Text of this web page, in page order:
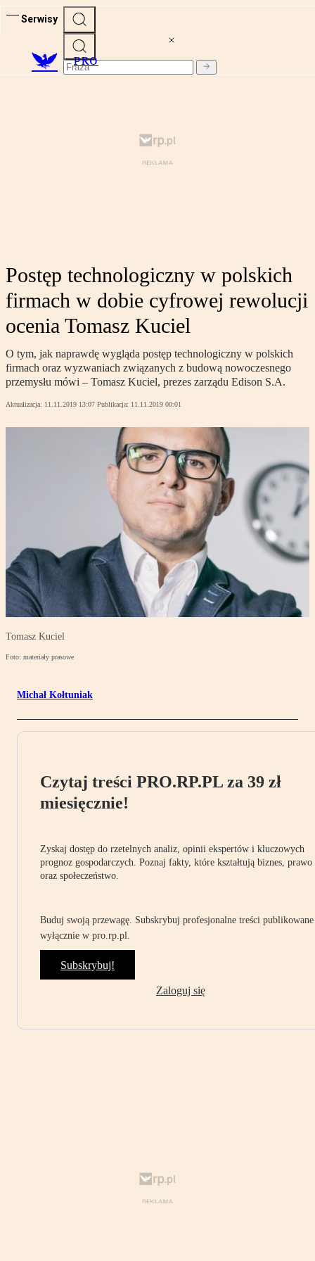
Serwisy
PRO
Postęp technologiczny w polskich
firmach w dobie cyfrowej rewolucji
ocenia Tomasz Kuciel
O tym, jak naprawdę wygląda postęp technologiczny w polskich
firmach oraz wyzwaniach związanych z budową nowoczesnego
przemysłu mówi – Tomasz Kuciel, prezes zarządu Edison S.A.
Aktualizacja: 11.11.2019 13:07 Publikacja: 11.11.2019 00:01
Tomasz Kuciel
Foto: materiały prasowe
Michał Kołtuniak
Czytaj treści PRO.RP.PL za 39 zł
miesięcznie!
Zyskaj dostęp do rzetelnych analiz, opinii ekspertów i kluczowych
prognoz gospodarczych. Poznaj fakty, które kształtują biznes, prawo
oraz społeczeństwo.
Buduj swoją przewagę. Subskrybuj profesjonalne treści publikowane
wyłącznie w pro.rp.pl.
Subskrybuj!
Zaloguj się